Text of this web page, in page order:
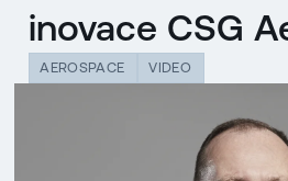
inovace CSG
AEROSPACE VIDEO